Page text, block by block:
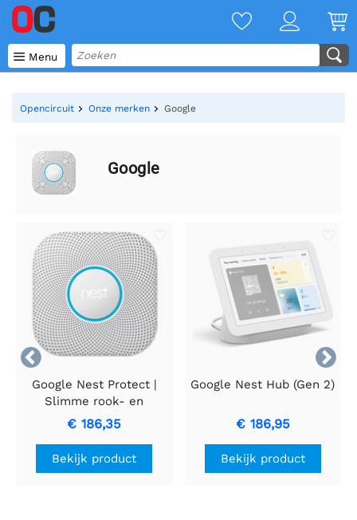
 Menu
Opencircuit Onze merken Google
Google


Google Nest Protect |
Slimme rook- en
koolmonoxidemelder |
Werkt op batterijen
€ 186,35
Bekijk product
Google Nest Hub (Gen 2)
€ 186,95
Bekijk product